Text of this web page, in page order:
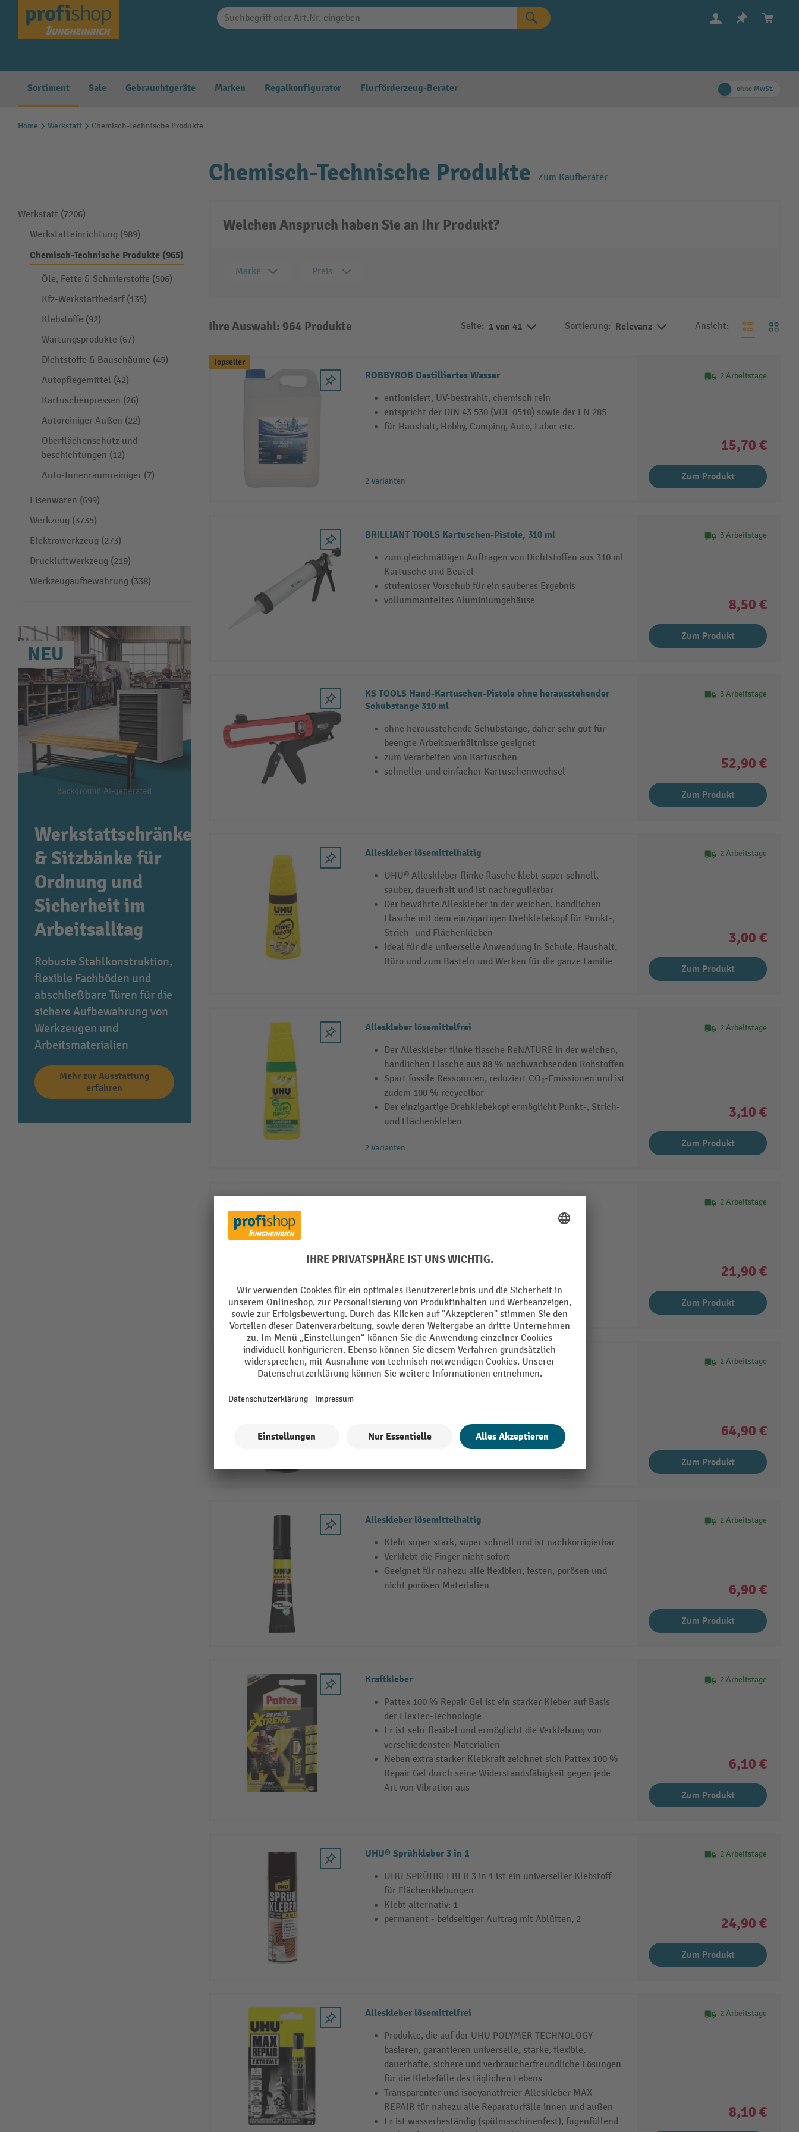
Zur Hauptnavigation springen
Sortiment Sale Gebrauchtgeräte Marken Regalkonfigurator Flurförderzeug-Berater ohne MwSt.
Home Werkstatt Chemisch-Technische Produkte
Werkstatt (7206)
Werkstatteinrichtung (989)
Chemisch-Technische Produkte (965)
Öle, Fette & Schmierstoffe (506)
Kfz-Werkstattbedarf (135)
Klebstoffe (92)
Wartungsprodukte (67)
Dichtstoffe & Bauschäume (45)
Autopflegemittel (42)
Kartuschenpressen (26)
Autoreiniger Außen (22)
Oberflächenschutz und -
beschichtungen (12)
Auto-Innenraumreiniger (7)
Eisenwaren (699)
Werkzeug (3735)
Elektrowerkzeug (273)
Druckluftwerkzeug (219)
Werkzeugaufbewahrung (338)
NEU
Werkstattschränke
& Sitzbänke für
Ordnung und
Sicherheit im
Arbeitsalltag
Robuste Stahlkonstruktion,
flexible Fachböden und
abschließbare Türen für die
sichere Aufbewahrung von
Werkzeugen und
Arbeitsmaterialien
Mehr zur Ausstattung
erfahren
Chemisch-Technische Produkte Zum Kaufberater
Welchen Anspruch haben Sie an Ihr Produkt?
Marke Preis
Ihre Auswahl: 964 Produkte Seite: 1 von 41 Sortierung: Relevanz Ansicht:
Topseller
ROBBYROB Destilliertes Wasser
entionisiert, UV-bestrahlt, chemisch rein
entspricht der DIN 43 530 (VDE 0510) sowie der EN 285
für Haushalt, Hobby, Camping, Auto, Labor etc.
2 Varianten
2 Arbeitstage
15,70 €
Zum Produkt
BRILLIANT TOOLS Kartuschen-Pistole, 310 ml
zum gleichmäßigen Auftragen von Dichtstoffen aus 310 ml
Kartusche und Beutel
stufenloser Vorschub für ein sauberes Ergebnis
vollummanteltes Aluminiumgehäuse
3 Arbeitstage
8,50 €
Zum Produkt
KS TOOLS Hand-Kartuschen-Pistole ohne herausstehender
Schubstange 310 ml
ohne herausstehende Schubstange, daher sehr gut für
beengte Arbeitsverhältnisse geeignet
zum Verarbeiten von Kartuschen
schneller und einfacher Kartuschenwechsel
3 Arbeitstage
52,90 €
Zum Produkt
Alleskleber lösemittelhaltig
UHU® Alleskleber flinke flasche klebt super schnell,
sauber, dauerhaft und ist nachregulierbar
Der bewährte Alleskleber in der weichen, handlichen
Flasche mit dem einzigartigen Drehklebekopf für Punkt-,
Strich- und Flächenkleben
Ideal für die universelle Anwendung in Schule, Haushalt,
Büro und zum Basteln und Werken für die ganze Familie
2 Arbeitstage
3,00 €
Zum Produkt
Alleskleber lösemittelfrei
Der Alleskleber flinke flasche ReNATURE in der weichen,
handlichen Flasche aus 88 % nachwachsenden Rohstoffen
Spart fossile Ressourcen, reduziert CO₂-Emissionen und ist
zudem 100 % recycelbar
Der einzigartige Drehklebekopf ermöglicht Punkt-, Strich-
und Flächenkleben
2 Varianten
2 Arbeitstage
3,10 €
Zum Produkt
medienbeständig
2 Varianten
2 Arbeitstage
21,90 €
Zum Produkt
SOPPEC Markierungsspray IDEAL 2 Arbeitstage
64,90 €
Zum Produkt
Alleskleber lösemittelhaltig
Klebt super stark, super schnell und ist nachkorrigierbar
Verklebt die Finger nicht sofort
Geeignet für nahezu alle flexiblen, festen, porösen und
nicht porösen Materialien
2 Arbeitstage
6,90 €
Zum Produkt
Kraftkleber
Pattex 100 % Repair Gel ist ein starker Kleber auf Basis
der FlexTec-Technologie
Er ist sehr flexibel und ermöglicht die Verklebung von
verschiedensten Materialien
Neben extra starker Klebkraft zeichnet sich Pattex 100 %
Repair Gel durch seine Widerstandsfähigkeit gegen jede
Art von Vibration aus
2 Arbeitstage
6,10 €
Zum Produkt
UHU® Sprühkleber 3 in 1
UHU SPRÜHKLEBER 3 in 1 ist ein universeller Klebstoff
für Flächenklebungen
Klebt alternativ: 1
permanent - beidseitiger Auftrag mit Ablüften, 2
2 Arbeitstage
24,90 €
Zum Produkt
Alleskleber lösemittelfrei
Produkte, die auf der UHU POLYMER TECHNOLOGY
basieren, garantieren universelle, starke, flexible,
dauerhafte, sichere und verbraucherfreundliche Lösungen
für die Klebefälle des täglichen Lebens
Transparenter und isocyanatfreier Alleskleber MAX
REPAIR für nahezu alle Reparaturfälle innen und außen
Er ist wasserbeständig (spülmaschinenfest), fugenfüllend
2 Arbeitstage
8,10 €